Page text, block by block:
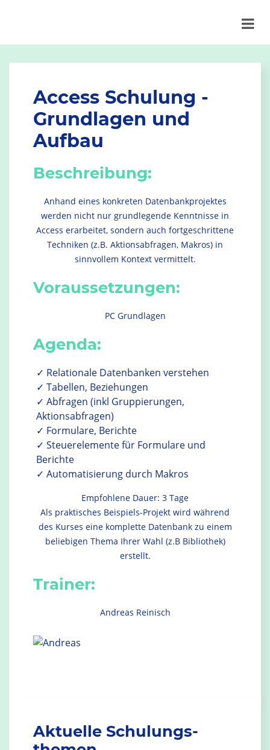
Access Schulung -
Grundlagen und
Aufbau
Beschreibung:
Anhand eines konkreten Datenbankprojektes
werden nicht nur grundlegende Kenntnisse in
Access erarbeitet, sondern auch fortgeschrittene
Techniken (z.B. Aktionsabfragen, Makros) in
sinnvollem Kontext vermittelt.
Voraussetzungen:
PC Grundlagen
Agenda:
Relationale Datenbanken verstehen
Tabellen, Beziehungen
Abfragen (inkl Gruppierungen,
Aktionsabfragen)
Formulare, Berichte
Steuerelemente für Formulare und
Berichte
Automatisierung durch Makros
Empfohlene Dauer: 3 Tage
Als praktisches Beispiels-Projekt wird während
des Kurses eine komplette Datenbank zu einem
beliebigen Thema Ihrer Wahl (z.B Bibliothek)
erstellt.
Trainer:
Andreas Reinisch
Aktuelle Schulungs­